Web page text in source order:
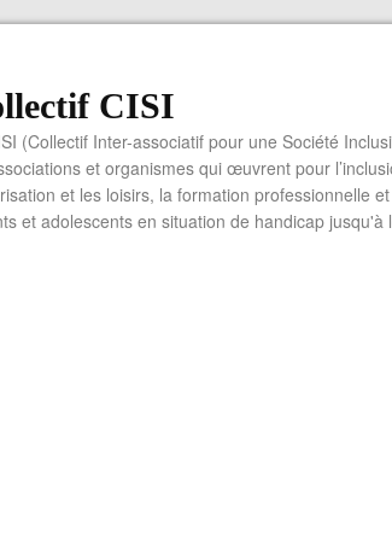
CISI
(Collectif Inter-associatif pour une Société
et organismes qui œuvrent pour
et les loisirs, la formation professionnelle
et adolescents en situation de handicap jusqu'à